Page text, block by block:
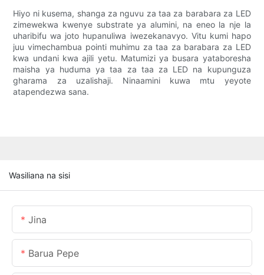
Hiyo ni kusema, shanga za nguvu za taa za barabara za LED
zimewekwa kwenye substrate ya alumini, na eneo la nje la
uharibifu wa joto hupanuliwa iwezekanavyo. Vitu kumi hapo
juu vimechambua pointi muhimu za taa za barabara za LED
kwa undani kwa ajili yetu. Matumizi ya busara yataboresha
maisha ya huduma ya taa za taa za LED na kupunguza
gharama za uzalishaji. Ninaamini kuwa mtu yeyote
atapendezwa sana.
Wasiliana na sisi
Jina
Barua Pepe